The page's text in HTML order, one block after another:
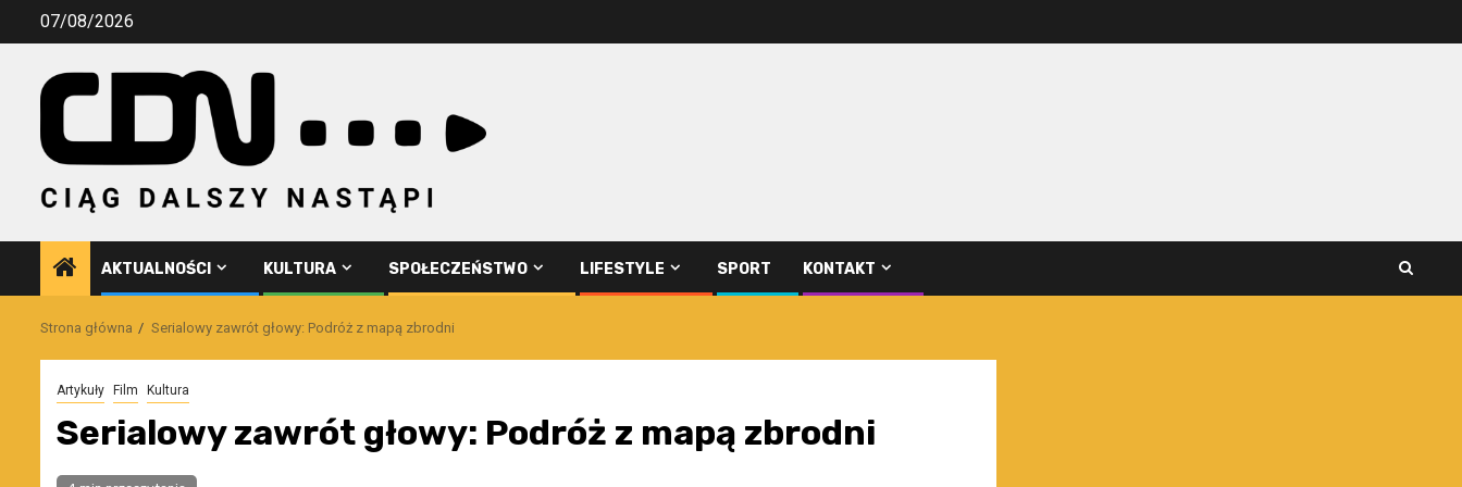
Przejdź07/08/2026
AKTUALNOŚCI KULTURA SPOŁECZEŃSTWO LIFESTYLE SPORT KONTAKT
Strona główna Serialowy zawrót głowy: Podróż z mapą zbrodni
Artykuły Film Kultura
Serialowy zawrót głowy: Podróż z mapą zbrodni